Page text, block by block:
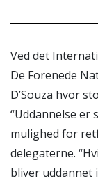
Ved det
De Forenede
D’Souza hvor
“Uddannelse er
mulighed for
delegaterne.
bliver uddannet